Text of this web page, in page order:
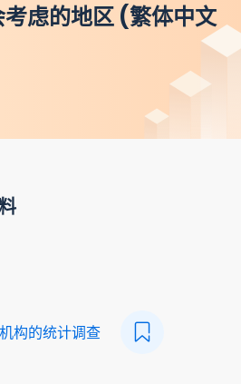
虑的地区 (繁体中文
构的统计调查